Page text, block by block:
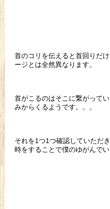
首のコリを伝えると首回りだ
ージとは全然異なります。
首がこるのはそこに繋がって
みからくるようです。。。
それを1つ1つ確認していただ
時をすることで僕のゆがんで